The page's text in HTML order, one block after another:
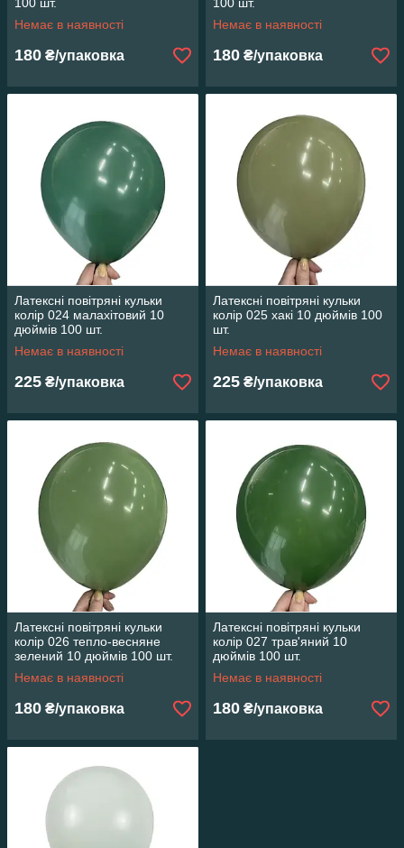
Немає в наявності
180 ₴/упаковка
Немає в наявності
180 ₴/упаковка
Латексні повітряні кульки
колір 024 малахітовий 10
дюймів 100 шт.
Немає в наявності
225 ₴/упаковка
Латексні повітряні кульки
колір 025 хакі 10 дюймів 100
шт.
Немає в наявності
225 ₴/упаковка
Латексні повітряні кульки
колір 026 тепло-весняне
зелений 10 дюймів 100 шт.
Немає в наявності
180 ₴/упаковка
Латексні повітряні кульки
колір 027 трав'яний 10
дюймів 100 шт.
Немає в наявності
180 ₴/упаковка